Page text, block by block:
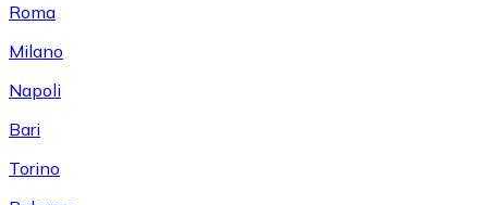
Roma
Milano
Napoli
Bari
Torino